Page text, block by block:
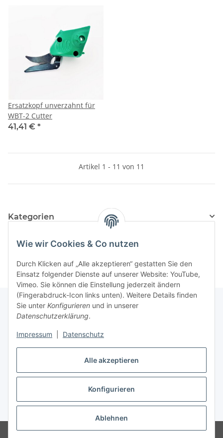
Alle akzeptieren
Konfigurieren
Ablehnen
Wie wir Cookies & Co nutzen
Durch Klicken auf „Alle akzeptieren“ gestatten Sie den
Einsatz folgender Dienste auf unserer Website: YouTube,
Vimeo. Sie können die Einstellung jederzeit ändern
(Fingerabdruck-Icon links unten). Weitere Details finden
Sie unter Konfigurieren und in unserer
Datenschutzerklärung.
Impressum Datenschutz
Ersatzkopf unverzahnt für
WBT-2 Cutter
41,41 € *
Artikel 1 - 11 von 11
Kategorien
Hersteller
Informationen
Vertrag widerrufen
* Alle Preise inkl. gesetzlicher USt., zzgl.Versand
© Schlemming GmbH